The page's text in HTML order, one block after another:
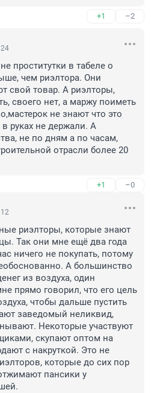
+1 –2
проститутки в табеле о
чем риэлтора. Они
свой товар. А риэлторы,
своего нет, а маржу поиметь
не знают что это
руках не держали. А
не по дням а по часам,
отрасли более 20
+1 –0
риэлторы, которые знают
Так они мне ещё два года
ничего не покупать, потому
А большинство
из воздуха, один
прямо говорил, что его цель
чтобы дальше пустить
заведомый неликвид,
Некоторые участвуют
скупают оптом на
с накруткой. Это не
которые до сих пор
пансики у